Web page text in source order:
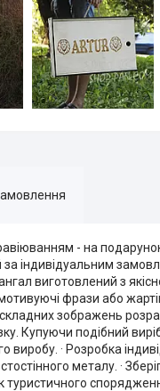
- на
за індивідуальним
виготовлений з
фрази або
зображень
Купуючи подібний
· Розробка
металу. ·